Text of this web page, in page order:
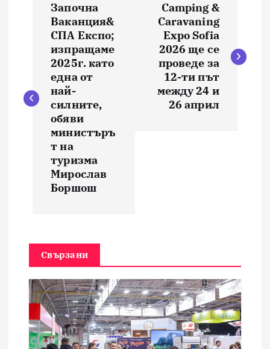
и
г
Започна
Ваканция&
СПА Експо;
изпращаме
2025г. като
една от
най-
силните,
обяви
министъръ
т на
туризма
Мирослав
Боршош
Camping &
Caravaning
Expo Sofia
2026 ще се
проведе за
12-ти път
между 24 и
26 април
Свързани